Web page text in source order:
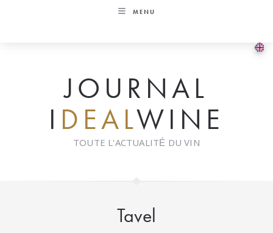
MENU
JOURNAL
I DEALWINE
TOUTE L'ACTUALITÉ DU VIN
Tavel